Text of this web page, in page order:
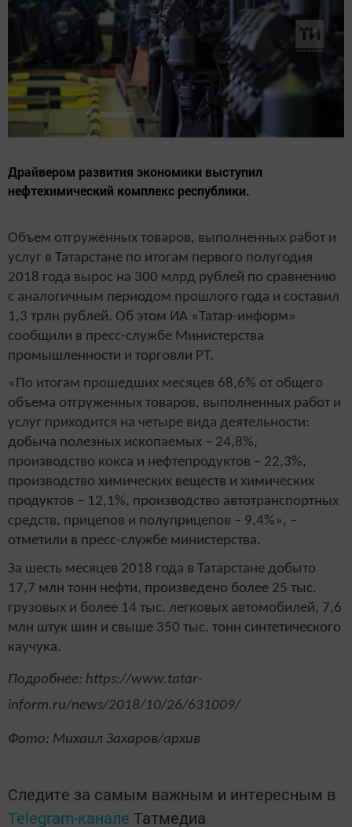
Драйвером развития экономики выступил
нефтехимический комплекс республики.
Объем отгруженных товаров, выполненных работ и
услуг в Татарстане по итогам первого полугодия
2018 года вырос на 300 млрд рублей по сравнению
с аналогичным периодом прошлого года и составил
1,3 трлн рублей. Об этом ИА «Татар-информ»
сообщили в пресс-службе Министерства
промышленности и торговли РТ.
«По итогам прошедших месяцев 68,6% от общего
объема отгруженных товаров, выполненных работ и
услуг приходится на четыре вида деятельности:
добыча полезных ископаемых – 24,8%,
производство кокса и нефтепродуктов – 22,3%,
производство химических веществ и химических
продуктов – 12,1%, производство автотранспортных
средств, прицепов и полуприцепов – 9,4%», –
отметили в пресс-службе министерства.
За шесть месяцев 2018 года в Татарстане добыто
17,7 млн тонн нефти, произведено более 25 тыс.
грузовых и более 14 тыс. легковых автомобилей, 7,6
млн штук шин и свыше 350 тыс. тонн синтетического
каучука.
Подробнее: https://www.tatar-
inform.ru/news/2018/10/26/631009/
Фото: Михаил Захаров/архив
Следите за самым важным и интересным в
Telegram-канале Татмедиа